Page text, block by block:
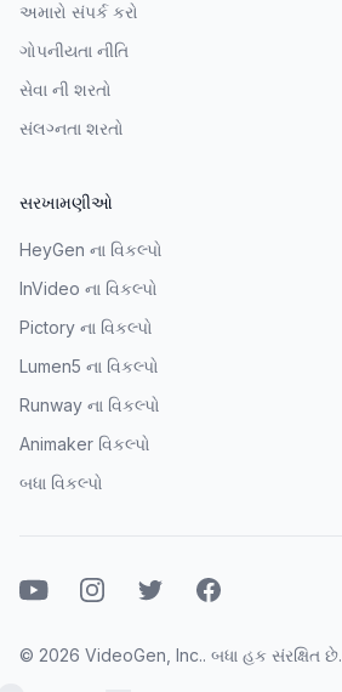
અમારો સંપર્ક કરો
ગોપનીયતા નીતિ
સેવા ની શરતો
સંલગ્નતા શરતો
સરખામણીઓ
HeyGen ના વિકલ્પો
InVideo ના વિકલ્પો
Pictory ના વિકલ્પો
Lumen5 ના વિકલ્પો
Runway ના વિકલ્પો
Animaker વિકલ્પો
બધા વિકલ્પો
યુટ્યુબ ઇન્સ્ટાગ્રામ
ટ્વિટર ફેસબુક
© 2026 VideoGen, Inc.. બધા હક સંરક્ષિત છે.